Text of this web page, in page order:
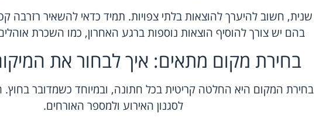
שנית, חשוב להיערך להוצאות בלתי צפויות. תמיד כדאי להשאיר רזרבה
בהם יש צורך להוסיף הוצאות נוספות ברגע האחרון, כמו השכרת
בחירת מקום מתאים: איך לבחור את
בחירת המקום היא החלטה קריטית בכל חתונה, ובמיוחד כשמדובר בחוץ.
לסגנון האירוע ולמספר האורחים.